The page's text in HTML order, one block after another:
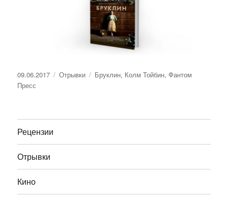
Опубликовано
09.06.2017 Рубрики
Отрывки Метки
Бруклин, Колм Тойбин,Фантом
Пресс
Рецензии
Отрывки
Кино